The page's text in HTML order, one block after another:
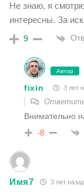
Не знаю, я
интересны. За
9
Автор
fixin 3 лет
Внимательно
-8
Имя7 3 лет назад